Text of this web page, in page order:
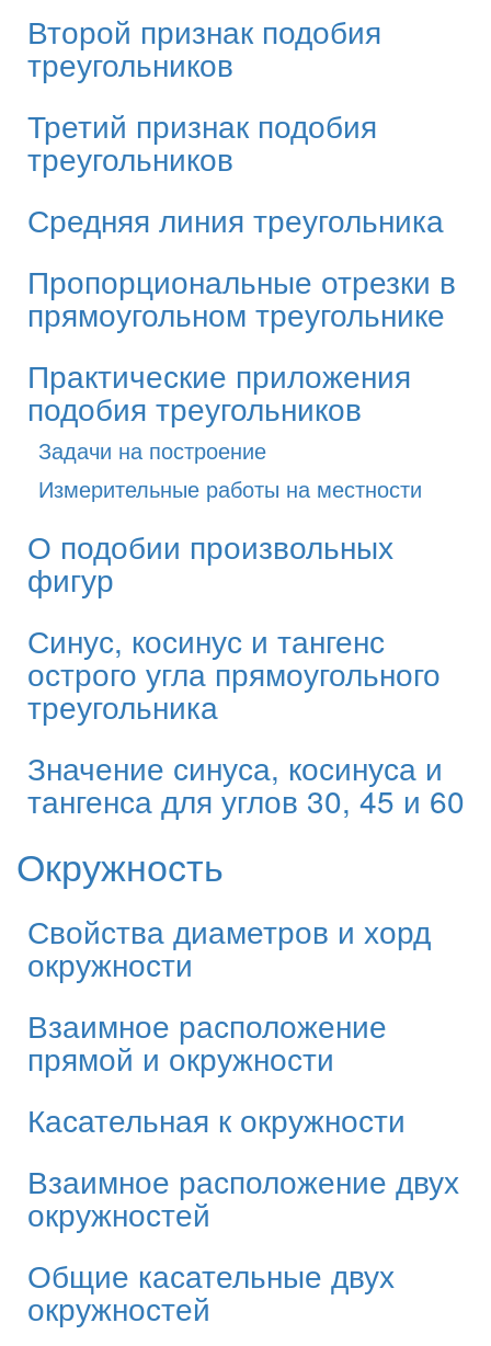
Второй признак подобия
треугольников
Третий признак подобия
треугольников
Средняя линия треугольника
Пропорциональные отрезки в
прямоугольном треугольнике
Практические приложения
подобия треугольников
Задачи на построение
Измерительные работы на местности
О подобии произвольных
фигур
Синус, косинус и тангенс
острого угла прямоугольного
треугольника
Значение синуса, косинуса и
тангенса для углов 30, 45 и 60
Окружность
Свойства диаметров и хорд
окружности
Взаимное расположение
прямой и окружности
Касательная к окружности
Взаимное расположение двух
окружностей
Общие касательные двух
окружностей